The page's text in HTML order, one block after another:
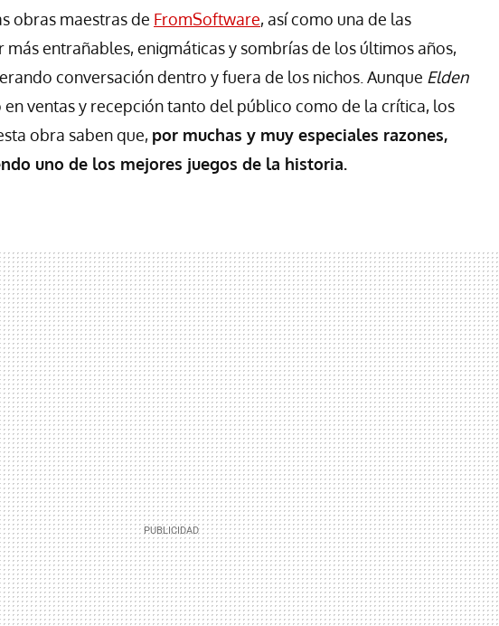
obras maestras de FromSoftware, así como una de las
entrañables, enigmáticas y sombrías de los últimos años,
conversación dentro y fuera de los nichos. Aunque Elden
ventas y recepción tanto del público como de la crítica, los
obra saben que, por muchas y muy especiales razones,
uno de los mejores juegos de la historia.